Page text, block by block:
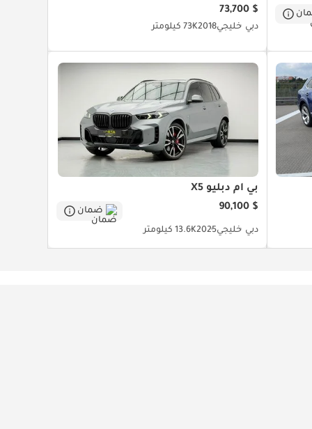
$ 73,700
دبي خليجي201873K كيلومتر
بي أم دبليو X5
$ 90,100
ضمان
دبي خليجي202513.6K كيلومتر